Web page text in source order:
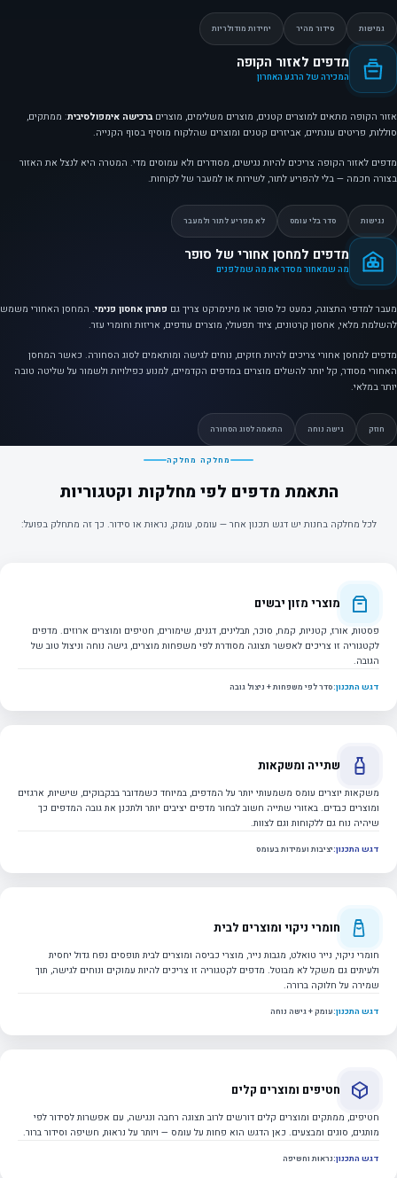
גמישות סידור מהיר יחידות מודולריות
מדפים לאזור הקופה
המכירה של הרגע האחרון
אזור הקופה מתאים למוצרים קטנים, מוצרים משלימים, מוצריםברכישה אימפולסיבית: ממתקים,
סוללות, פריטים עונתיים, אביזרים קטנים ומוצרים שהלקוח מוסיף בסוף הקנייה.
מדפים לאזור הקופה צריכים להיות נגישים, מסודרים ולא עמוסים מדי. המטרה היא לנצל את האזור
בצורה חכמה — בלי להפריע לתור, לשירות או למעבר של לקוחות.
נגישות סדר בלי עומס לא מפריע לתור ולמעבר
מדפים למחסן אחורי של סופר
מה שמאחור מסדר את מה שמלפנים
מעבר למדפי התצוגה, כמעט כל סופר או מינימרקט צריך גם פתרון אחסון פנימי. המחסן האחורי משמש
להשלמת מלאי, אחסון קרטונים, ציוד תפעולי, מוצרים עודפים, אריזות וחומרי עזר.
מדפים למחסן אחורי צריכים להיות חזקים, נוחים לגישה ומותאמים לסוג הסחורה. כאשר המחסן
האחורי מסודר, קל יותר להשלים מוצרים במדפים הקדמיים, למנוע כפילויות ולשמור על שליטה טובה
יותר במלאי.
חוזק גישה נוחה התאמה לסוג הסחורה
מחלקה מחלקה
התאמת מדפים לפי מחלקות וקטגוריות
לכל מחלקה בחנות יש דגש תכנון אחר — עומס, עומק, נראוּת או סידור. כך זה מתחלק בפועל:
מוצרי מזון יבשים
פסטות, אורז, קטניות, קמח, סוכר, תבלינים, דגנים, שימורים, חטיפים ומוצרים ארוזים. מדפים
לקטגוריה זו צריכים לאפשר תצוגה מסודרת לפי משפחות מוצרים, גישה נוחה וניצול טוב של
הגובה.
דגש התכנון:סדר לפי משפחות + ניצול גובה
שתייה ומשקאות
משקאות יוצרים עומס משמעותי יותר על המדפים, במיוחד כשמדובר בבקבוקים, שישיות, ארגזים
ומוצרים כבדים. באזורי שתייה חשוב לבחור מדפים יציבים יותר ולתכנן את גובה המדפים כך
שיהיה נוח גם ללקוחות וגם לצוות.
דגש התכנון:יציבות ועמידות בעומס
חומרי ניקוי ומוצרים לבית
חומרי ניקוי, נייר טואלט, מגבות נייר, מוצרי כביסה ומוצרים לבית תופסים נפח גדול יחסית
ולעיתים גם משקל לא מבוטל. מדפים לקטגוריה זו צריכים להיות עמוקים ונוחים לגישה, תוך
שמירה על חלוקה ברורה.
דגש התכנון:עומק + גישה נוחה
חטיפים ומוצרים קלים
חטיפים, ממתקים ומוצרים קלים דורשים לרוב תצוגה רחבה ונגישה, עם אפשרות לסידור לפי
מותגים, סוגים ומבצעים. כאן הדגש הוא פחות על עומס — ויותר על נראוּת, חשיפה וסידור ברור.
דגש התכנון:נראוּת וחשיפה